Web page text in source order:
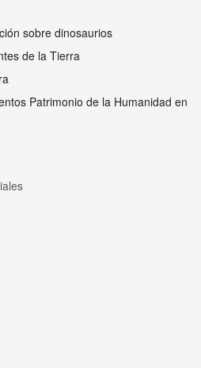
sobre dinosaurios
de la Tierra
Patrimonio de la Humanidad en